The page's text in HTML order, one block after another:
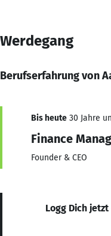
Werdegang
Berufserfahrung von
Bis heute 30 Jahre
Finance
Founder & CEO
Logg Dich